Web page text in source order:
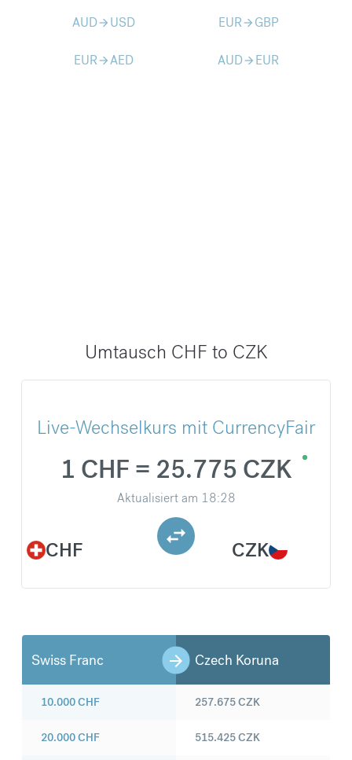
AUDarrow_forward USD EURarrow_forward GBP
EURarrow_forwardAED AUDarrow_forward EUR
Umtausch CHF to CZK
Live-Wechselkurs mit CurrencyFair
CHF
1 CHF = 25.775 CZK
Aktualisiert am 18:28
CZK
Swiss Franc Czech Koruna
10.000CHF
20.000CHF
257.675CZK
515.425CZK